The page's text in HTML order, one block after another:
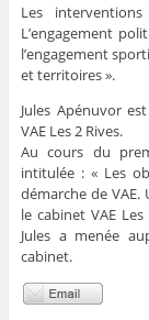
Les
L’engagement
l’engagement
et territoires ».
Jules Apénuvor
VAE Les 2 Rives.
Au cours du
intitulée : « Les
démarche de
le cabinet VAE
Jules a menée
cabinet.